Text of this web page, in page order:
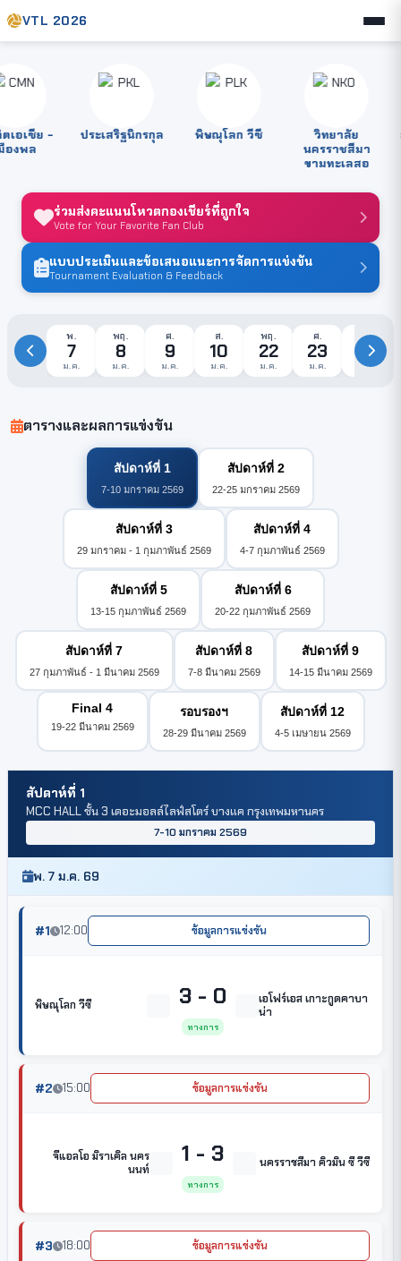
VTL 2026
เซีย -
พล
ประเสริฐนิกรกุล พิษณุโลก วีซี
วิทยาลัย
นครราชสีมา
ขามทะเลสอ
ร่วมส่งคะแนนโหวตกองเชียร์ที่ถูกใจ
Vote for Your Favorite Fan Club
แบบประเมินและข้อเสนอแนะการจัดการแข่งขัน
Tournament Evaluation & Feedback
พ.
7
ม.ค.
พฤ.
8
ม.ค.
ศ.
9
ม.ค.
ส.
10
ม.ค.
พฤ.
22
ม.ค.
ศ.
23
ม.ค.
ส.
24
ม.ค.
ตารางและผลการแข่งขัน
สัปดาห์ที่ 1
7-10 มกราคม 2569
สัปดาห์ที่ 2
22-25 มกราคม 2569
สัปดาห์ที่ 3
29 มกราคม - 1 กุมภาพันธ์ 2569
สัปดาห์ที่ 4
4-7 กุมภาพันธ์ 2569
สัปดาห์ที่ 5
13-15 กุมภาพันธ์ 2569
สัปดาห์ที่ 6
20-22 กุมภาพันธ์ 2569
สัปดาห์ที่ 7
27 กุมภาพันธ์ - 1 มีนาคม 2569
สัปดาห์ที่ 8
7-8 มีนาคม 2569
สัปดาห์ที่ 9
14-15 มีนาคม 2569
Final 4
19-22 มีนาคม 2569
รอบรองฯ
28-29 มีนาคม 2569
สัปดาห์ที่ 12
4-5 เมษายน 2569
สัปดาห์ที่ 1
MCC HALL ชั้น 3 เดอะมอลล์ไลฟ์สโตร์ บางแค กรุงเทพมหานคร
7-10 มกราคม 2569
พ. 7 ม.ค. 69
#1 12:00 ข้อมูลการแข่งขัน
พิษณุโลก วีซี 3 - 0
ทางการ
เอโฟร์เอส เกาะกูดคาบา
น่า
#2 15:00 ข้อมูลการแข่งขัน
จีแอลโอ มิราเคิล นคร
นนท์
1 - 3
ทางการ
นครราชสีมา คิวมิน ซี วีซี
#3 18:00 ข้อมูลการแข่งขัน